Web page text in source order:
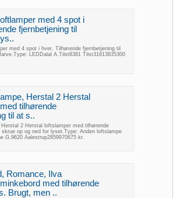
med 4 spot i
fjernbetjening til
med 4 spot i hver. Tilhørende fjernbetjening til
LEDDalal A.Tilst8381 Tilst31613835300
Herstal 2 Herstal
tilhørende
til at s..
2 Herstal loftslamper med tilhørende
skrue op og ned for lyset.Type: Anden loftslampe
G.9620 Aalestrup2859970675 kr.
Romance, Ilva
med tilhørende
Brugt, men ..